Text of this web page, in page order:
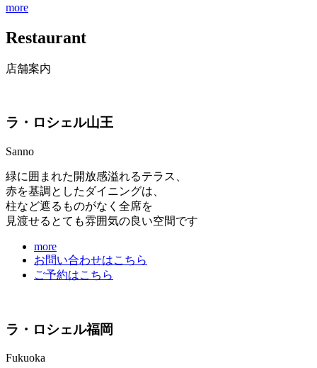
more
Restaurant
店舗案内
ラ・ロシェル山王
Sanno
緑に囲まれた開放感溢れるテラス、
赤を基調としたダイニングは、
柱など遮るものがなく全席を
見渡せるとても雰囲気の良い空間です
more
お問い合わせはこちら
ご予約はこちら
ラ・ロシェル福岡
Fukuoka